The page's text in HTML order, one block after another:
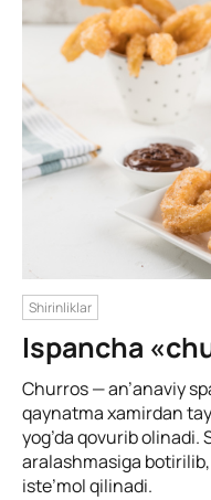
Shirinliklar
Ispancha
Churros — an’anaviy
qaynatma xamirdan
yog’da qovurib olinadi.
aralashmasiga
iste’mol qilinadi.